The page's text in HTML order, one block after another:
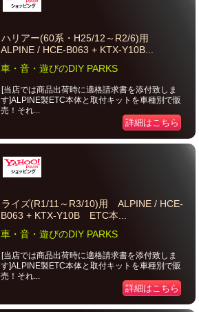
ハリアー(60系・H25/12～R2/6)用
ALPINE / HCE-B063 + KTX-Y10B...
車・音・遊びのDIY PARKS
[当店では商品出荷時に適格請求書を添付致しま
す]ALPINE製ETC本体と取付キットを車種別で販
売！それ...
詳細はこちら
ライズ(R1/11～R3/10)用 ALPINE / HCE-
B063 + KTX-Y10B ETC本...
車・音・遊びのDIY PARKS
[当店では商品出荷時に適格請求書を添付致しま
す]ALPINE製ETC本体と取付キットを車種別で販
売！それ...
詳細はこちら